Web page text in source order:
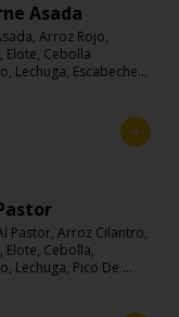
Asada
Arroz Rojo,
Elote, Cebolla
Lechuga, Escabeche
Pastor, Arroz Cilantro,
Elote, Cebolla,
Lechuga, Pico De